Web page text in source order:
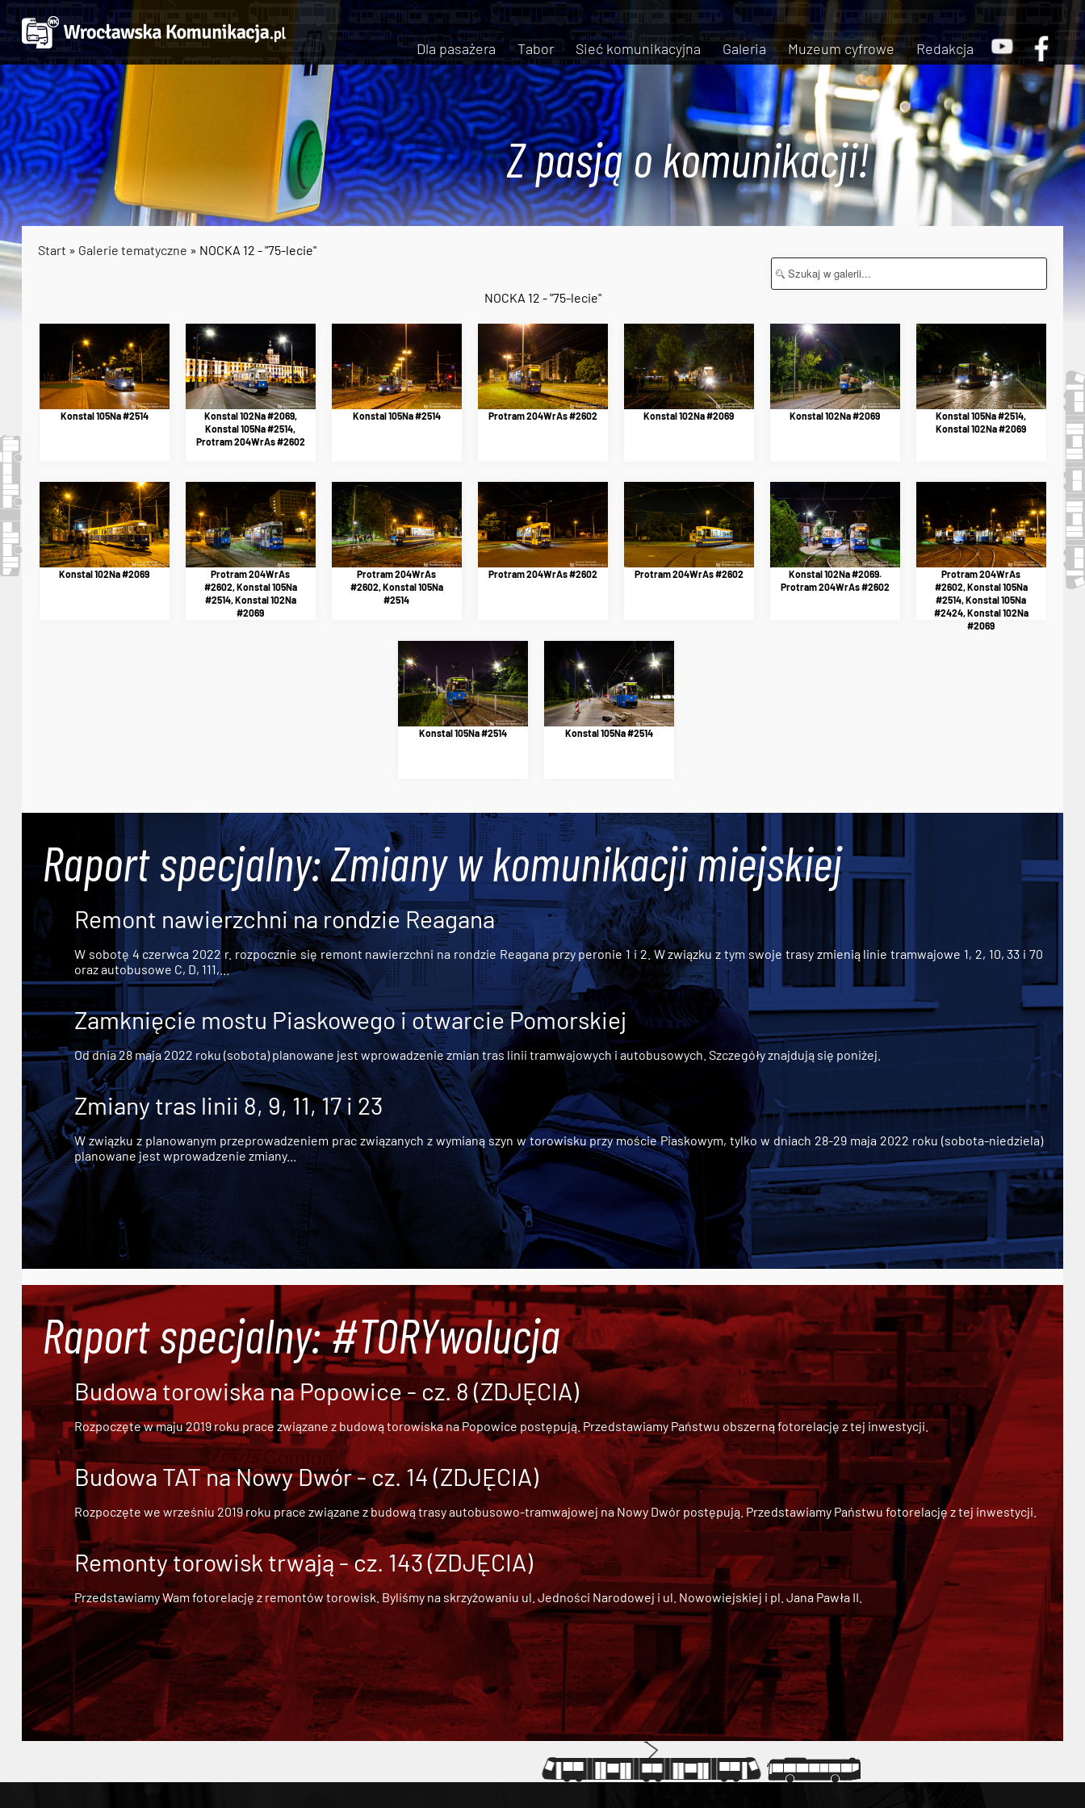
Dla pasażera Tabor Sieć komunikacyjna Galeria Muzeum cyfrowe Redakcja
Z pasją o komunikacji!
Start » Galerie tematyczne » NOCKA 12 - "75-lecie"
NOCKA 12 - "75-lecie"
Konstal 105Na #2514
Konstal 102Na #2069,
Konstal 105Na #2514,
Protram 204WrAs #2602
Konstal 105Na #2514 Protram 204WrAs #2602 Konstal 102Na #2069 Konstal 102Na #2069
Konstal 105Na #2514,
Konstal 102Na #2069
Konstal 102Na #2069
Protram 204WrAs
#2602, Konstal 105Na
#2514, Konstal 102Na
#2069
Protram 204WrAs
#2602, Konstal 105Na
#2514
Protram 204WrAs #2602 Protram 204WrAs #2602
Konstal 102Na #2069.
Protram 204WrAs #2602
Protram 204WrAs
#2602, Konstal 105Na
#2514, Konstal 105Na
#2424, Konstal 102Na
#2069
Konstal 105Na #2514 Konstal 105Na #2514
Raport specjalny: Zmiany w komunikacji miejskiej
Remont nawierzchni na rondzie Reagana
W sobotę 4 czerwca 2022 r. rozpocznie się remont nawierzchni na rondzie Reagana przy peronie 1 i 2. W związku z tym swoje trasy zmienią linie tramwajowe 1, 2, 10, 33 i 70
oraz autobusowe C, D, 111,...
Zamknięcie mostu Piaskowego i otwarcie Pomorskiej
Od dnia 28 maja 2022 roku (sobota) planowane jest wprowadzenie zmian tras linii tramwajowych i autobusowych. Szczegóły znajdują się poniżej.
Zmiany tras linii 8, 9, 11, 17 i 23
W związku z planowanym przeprowadzeniem prac związanych z wymianą szyn w torowisku przy moście Piaskowym, tylko w dniach 28-29 maja 2022 roku (sobota-niedziela)
planowane jest wprowadzenie zmiany...
Raport specjalny: #TORYwolucja
Budowa torowiska na Popowice - cz. 8 (ZDJĘCIA)
Rozpoczęte w maju 2019 roku prace związane z budową torowiska na Popowice postępują. Przedstawiamy Państwu obszerną fotorelację z tej inwestycji.
Budowa TAT na Nowy Dwór - cz. 14 (ZDJĘCIA)
Rozpoczęte we wrześniu 2019 roku prace związane zbudową trasy autobusowo-tramwajowej na Nowy Dwórpostępują. Przedstawiamy Państwu fotorelację z tej inwestycji.
Remonty torowisk trwają - cz. 143 (ZDJĘCIA)
Przedstawiamy Wam fotorelację z remontów torowisk. Byliśmy na skrzyżowaniu ul. Jedności Narodowej i ul. Nowowiejskiej i pl. Jana Pawła II.